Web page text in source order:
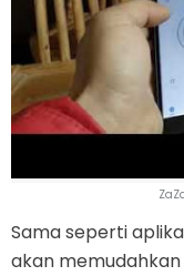
Sama seperti
akan